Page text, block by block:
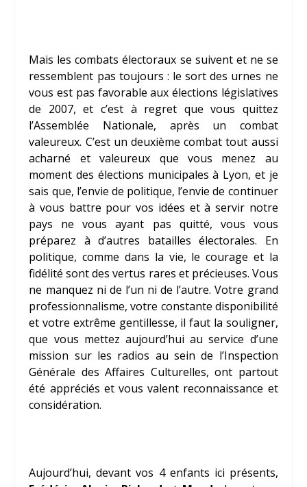
Mais les combats électoraux se suivent et ne se
ressemblent pas toujours : le sort des urnes ne
vous est pas favorable aux élections législatives
de 2007, et c’est à regret que vous quittez
l’Assemblée Nationale, après un combat
valeureux. C’est un deuxième combat tout aussi
acharné et valeureux que vous menez au
moment des élections municipales à Lyon, et je
sais que, l’envie de politique, l’envie de continuer
à vous battre pour vos idées et à servir notre
pays ne vous ayant pas quitté, vous vous
préparez à d’autres batailles électorales. En
politique, comme dans la vie, le courage et la
fidélité sont des vertus rares et précieuses. Vous
ne manquez ni de l’un ni de l’autre. Votre grand
professionnalisme, votre constante disponibilité
et votre extrême gentillesse, il faut la souligner,
que vous mettez aujourd’hui au service d’une
mission sur les radios au sein de l’Inspection
Générale des Affaires Culturelles, ont partout
été appréciés et vous valent reconnaissance et
considération.
Aujourd’hui, devant vos 4 enfants ici présents,